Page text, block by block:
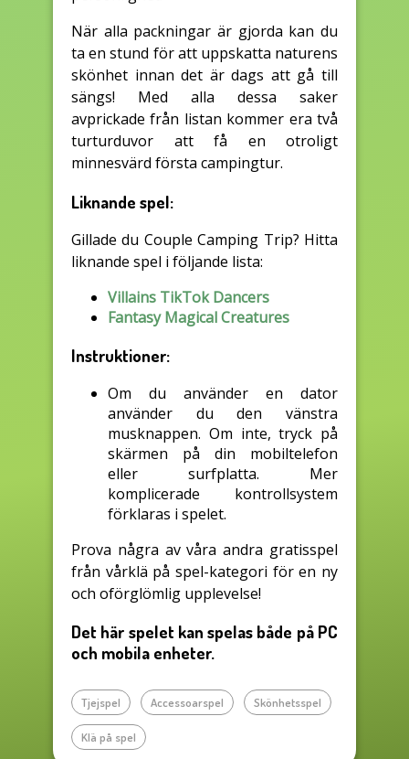
När alla packningar är gjorda kan du
ta en stund för att uppskatta naturens
skönhet innan det är dags att gå till
sängs! Med alla dessa saker
avprickade från listan kommer era två
turturduvor att få en otroligt
minnesvärd första campingtur.
Liknande spel:
Gillade du Couple Camping Trip? Hitta
liknande spel i följande lista:
Villains TikTok Dancers
Fantasy Magical Creatures
Instruktioner:
Om du använder en dator
använder du den vänstra
musknappen. Om inte, tryck på
skärmen på din mobiltelefon
eller surfplatta. Mer
komplicerade kontrollsystem
förklaras i spelet.
Prova några av våra andra gratisspel
från vårklä på spel-kategori för en ny
och oförglömlig upplevelse!
Det här spelet kan spelas både på PC
och mobila enheter.
Tjejspel Accessoarspel Skönhetsspel
Klä på spel